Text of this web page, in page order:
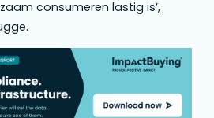
consumeren lastig is’,